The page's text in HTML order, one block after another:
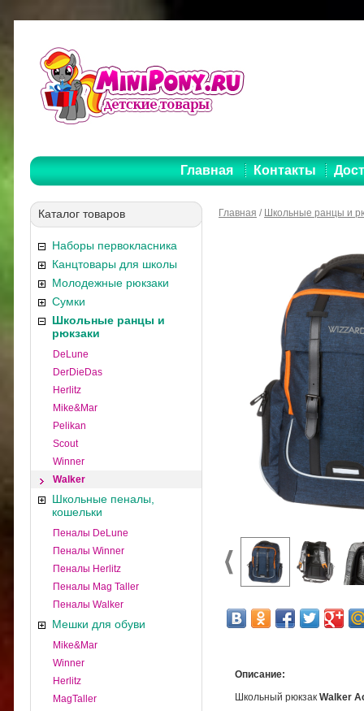
Главная Контакты
Каталог товаров
Наборы первокласника
Канцтовары для школы
Молодежные рюкзаки
Сумки
Школьные ранцы и
рюкзаки
DeLune
DerDieDas
Herlitz
Mike&Mar
Pelikan
Scout
Winner
Walker
Школьные пеналы,
кошельки
Пеналы DeLune
Пеналы Winner
Пеналы Herlitz
Пеналы Mag Taller
Пеналы Walker
Мешки для обуви
Mike&Mar
Winner
Herlitz
MagTaller
Главная / Школьные ранцы и
Описание:
Школьный рюкзак Walker